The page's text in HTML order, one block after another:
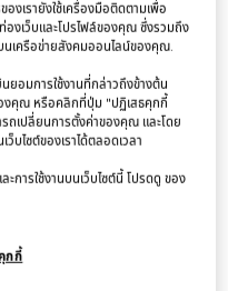
งเรายังใช้เครื่องมือติดตามเพื่อ
งเว็บและโปรไฟล์ของคุณ ซึ่งรวมถึง
นเครือข่ายสังคมออนไลน์ของคุณ.
อมการใช้งานที่กล่าวถึงข้างต้น
งคุณ หรือคลิกที่ปุ่ม "ปฏิเสธคุกกี้
เปลี่ยนการตั้งค่าของคุณ และโดย
ไซต์ของเราได้ตลอดเวลา
การใช้งานบนเว็บไซต์นี้ โปรดดู ของ
กกี้